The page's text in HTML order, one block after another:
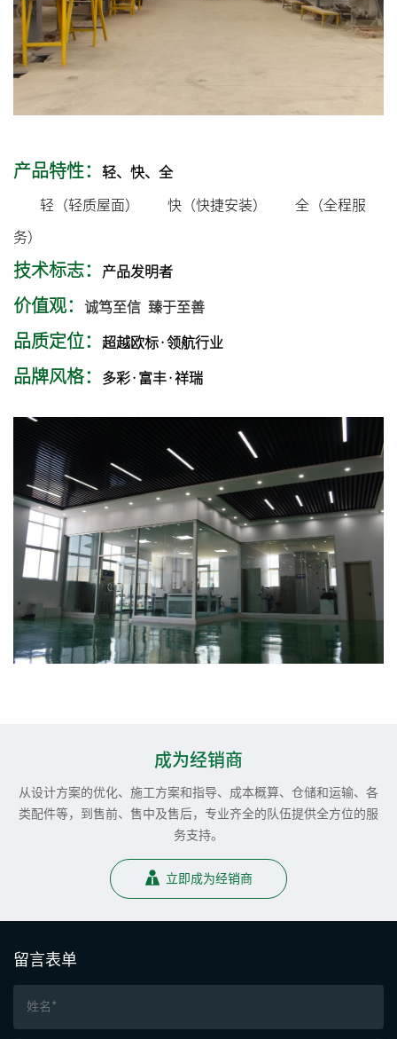
产品特性： 轻、快、全
轻（轻质屋面） 快（快捷安装） 全（全程服
务）
技术标志： 产品发明者
价值观： 诚笃至信 臻于至善
品质定位： 超越欧标·领航行业
品牌风格： 多彩·富丰·祥瑞
成为经销商
从设计方案的优化、施工方案和指导、成本概算、仓储和运输、各
类配件等，到售前、售中及售后，专业齐全的队伍提供全方位的服
务支持。
立即成为经销商
留言表单